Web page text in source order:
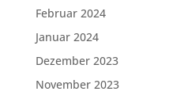
Februar 2024
Januar 2024
Dezember 2023
November 2023